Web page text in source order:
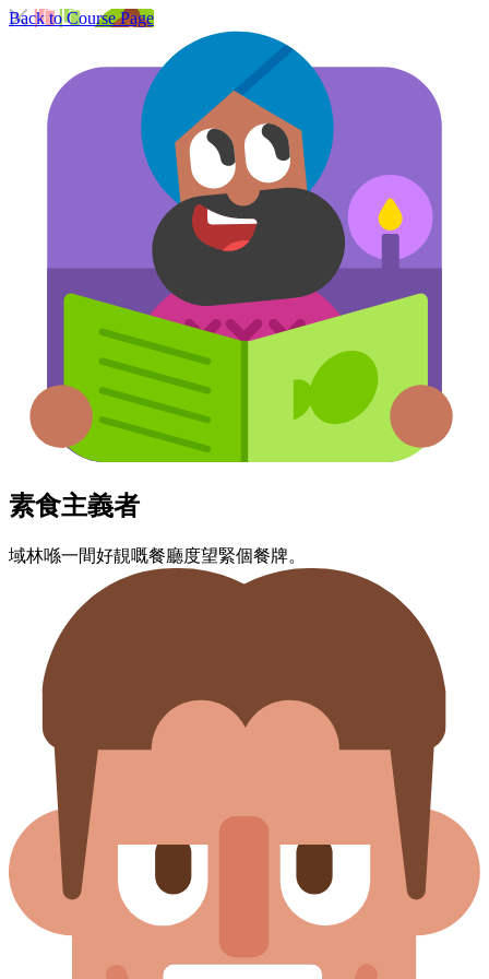
Back to Course Page
素食主義者
域林​喺​一​間​好​靚​嘅​餐廳​度​望緊​個​餐牌。